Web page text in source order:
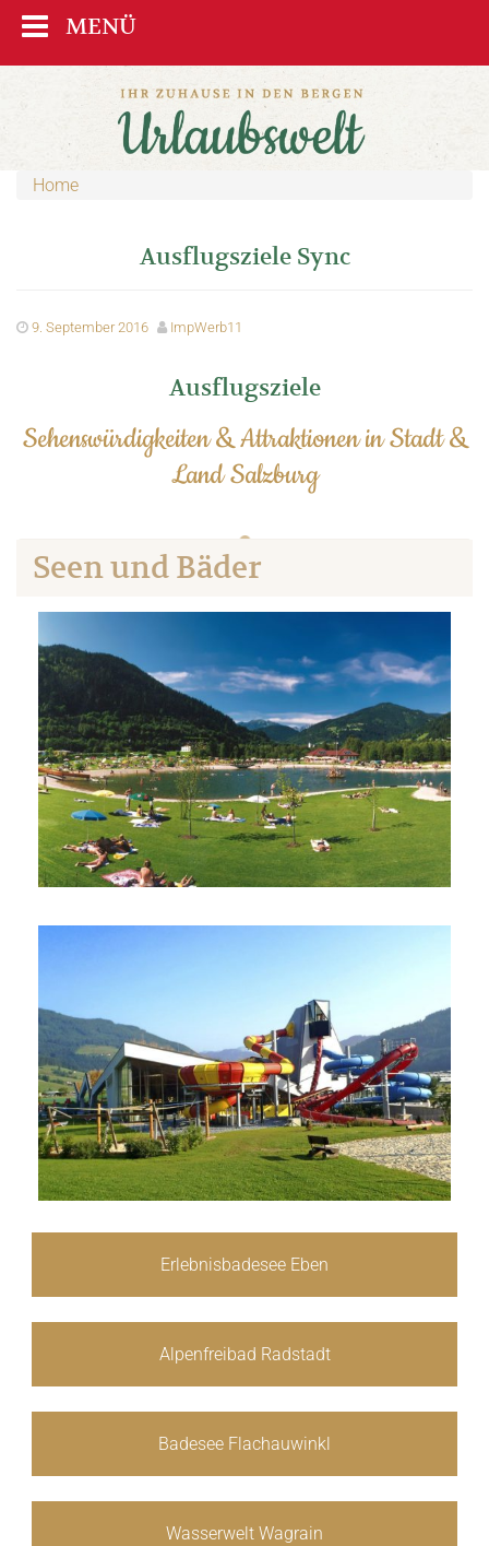
Home
Ausflugsziele Sync
9. September 2016 ImpWerb11
Ausflugsziele
Sehenswürdigkeiten & Attraktionen in Stadt &
Land Salzburg
Seen und Bäder
Erlebnisbadesee Eben
Alpenfreibad Radstadt
Badesee Flachauwinkl
Wasserwelt Wagrain
MENÜ